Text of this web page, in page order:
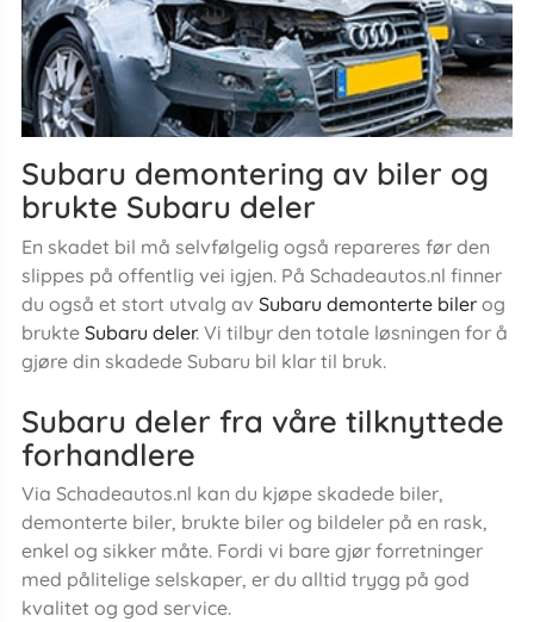
Subaru demontering av biler og
brukte Subaru deler
En skadet bil må selvfølgelig også repareres før den
slippes på offentlig vei igjen. På Schadeautos.nl finner
du også et stort utvalg av Subaru demonterte bilerog
brukte Subaru deler. Vi tilbyr den totale løsningen for å
gjøre din skadede Subaru bil klar til bruk.
Subaru deler fra våre tilknyttede
forhandlere
Via Schadeautos.nl kan du kjøpe skadede biler,
demonterte biler, brukte biler og bildeler på en rask,
enkel og sikker måte. Fordi vi bare gjør forretninger
med pålitelige selskaper, er du alltid trygg på god
kvalitet og god service.